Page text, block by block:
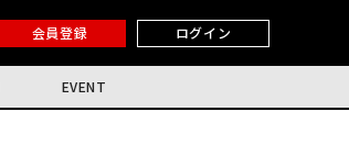
会員登録 ログイン
EVENT